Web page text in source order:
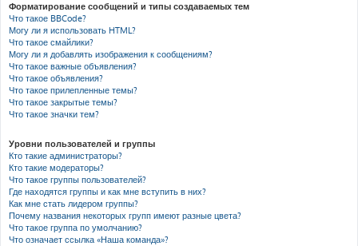
Форматирование сообщений и типы создаваемых тем
Что такое BBCode?
Могу ли я использовать HTML?
Что такое смайлики?
Могу ли я добавлять изображения к сообщениям?
Что такое важные объявления?
Что такое объявления?
Что такое прилепленные темы?
Что такое закрытые темы?
Что такое значки тем?
Уровни пользователей и группы
Кто такие администраторы?
Кто такие модераторы?
Что такое группы пользователей?
Где находятся группы и как мне вступить в них?
Как мне стать лидером группы?
Почему названия некоторых групп имеют разные цвета?
Что такое группа по умолчанию?
Что означает ссылка «Наша команда»?